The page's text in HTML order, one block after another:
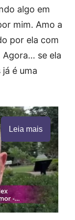
algo em
mim. Amo a
por ela com
Agora… se ela
é uma
Leia mais